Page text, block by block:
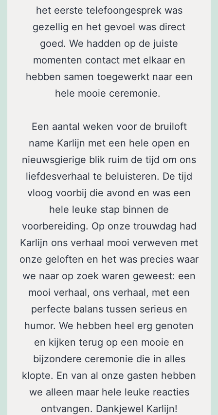
het eerste telefoongesprek was
gezellig en het gevoel was direct
goed. We hadden op de juiste
momenten contact met elkaar en
hebben samen toegewerkt naar een
hele mooie ceremonie.
Een aantal weken voor de bruiloft
name Karlijn met een hele open en
nieuwsgierige blik ruim de tijd om ons
liefdesverhaal te beluisteren. De tijd
vloog voorbij die avond en was een
hele leuke stap binnen de
voorbereiding. Op onze trouwdag had
Karlijn ons verhaal mooi verweven met
onze geloften en het was precies waar
we naar op zoek waren geweest: een
mooi verhaal, ons verhaal, met een
perfecte balans tussen serieus en
humor. We hebben heel erg genoten
en kijken terug op een mooie en
bijzondere ceremonie die in alles
klopte. En van al onze gasten hebben
we alleen maar hele leuke reacties
ontvangen. Dankjewel Karlijn!